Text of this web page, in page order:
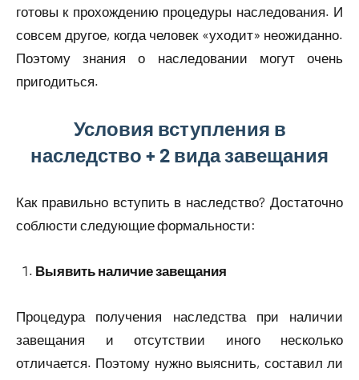
готовы к прохождению процедуры наследования. И
совсем другое, когда человек «уходит» неожиданно.
Поэтому знания о наследовании могут очень
пригодиться.
Условия вступления в
наследство + 2 вида завещания
Как правильно вступить в наследство? Достаточно
соблюсти следующие формальности:
Выявить наличие завещания
Процедура получения наследства при наличии
завещания и отсутствии иного несколько
отличается. Поэтому нужно выяснить, составил ли